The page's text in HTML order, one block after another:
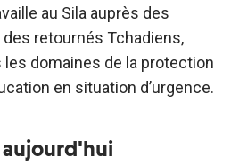
au Sila auprès des
retournés Tchadiens,
domaines de la protection
en situation d’urgence.
aujourd'hui